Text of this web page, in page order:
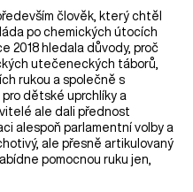
člověk, který chtěl
po chemických útocích
2018 hledala důvody, proč
utečeneckých táborů,
rukou a společně s
dětské uprchlíky a
ale dali přednost
alespoň parlamentní volby a
ale přesně artikulovaný
pomocnou ruku jen,